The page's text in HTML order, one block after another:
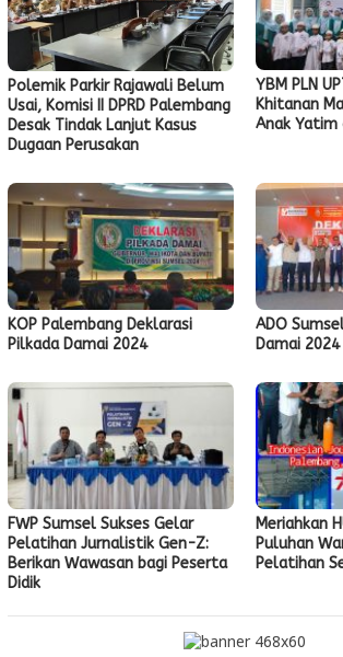
Polemik Parkir Rajawali Belum
Usai, Komisi II DPRD Palembang
Desak Tindak Lanjut Kasus
Dugaan Perusakan
YBM PLN
Khitanan
Anak Yatim
KOP Palembang Deklarasi
Pilkada Damai 2024
ADO
Damai 2024
FWP Sumsel Sukses Gelar
Pelatihan Jurnalistik Gen-Z:
Berikan Wawasan bagi Peserta
Didik
Meriahkan
Puluhan
Pelatihan